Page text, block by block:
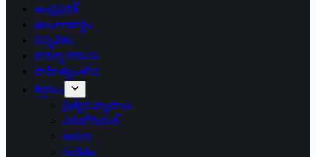
ఆంధ్రప్రదేశ్
తెలంగాణార్థం
సన్నివేశం
బొమ్మా బొరుసు
సాహిత్యం-శోభ
శీర్షికలు
ప్రత్యేక వ్యాసాలు
ఎడిటోరియల్
అరుగు
సంకేతం